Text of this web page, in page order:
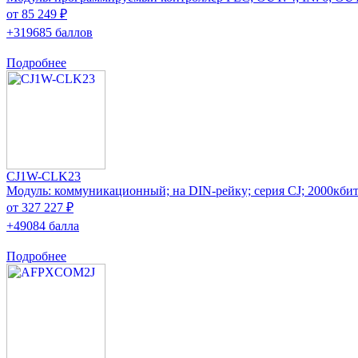
от 85 249 ₽
+319685 баллов
Подробнее
CJ1W-CLK23
Модуль: коммуникационный; на DIN-рейку; серия CJ;
от 327 227 ₽
+49084 балла
Подробнее